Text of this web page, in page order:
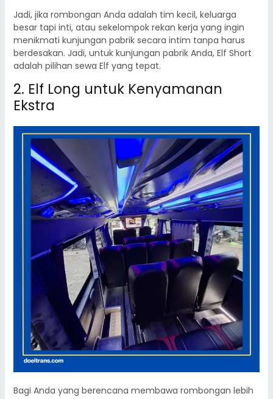
Jadi, jika rombongan Anda adalah tim kecil, keluarga
besar tapi inti, atau sekelompok rekan kerja yang ingin
menikmati kunjungan pabrik secara intim tanpa harus
berdesakan. Jadi, untuk kunjungan pabrik Anda, Elf Short
adalah pilihan sewa Elf yang tepat.
2. Elf Long untuk Kenyamanan
Ekstra
Bagi Anda yang berencana membawa rombongan lebih